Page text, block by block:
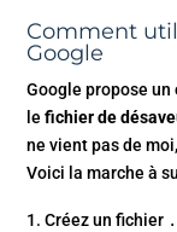
Comment
Google
Google propose
lefichier de
ne vient pas de
Voici la marche à
Créez un fichier